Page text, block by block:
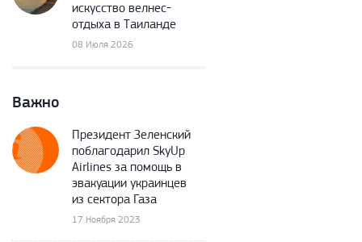
искусство велнес-
отдыха в Таиланде
08 Июля 2026
Важно
Президент Зеленский
поблагодарил SkyUp
Airlines за помощь в
эвакуации украинцев
из сектора Газа
17 Ноября 2023